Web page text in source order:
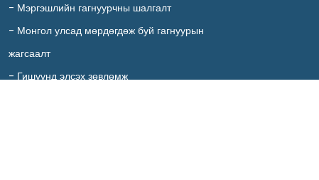
- Мэргэшлийн гагнуурчны шалгалт
- Монгол улсад мөрдөгдөж буй гагнуурын
жагсаалт
-Гишүүнд элсэх зөвлөмж